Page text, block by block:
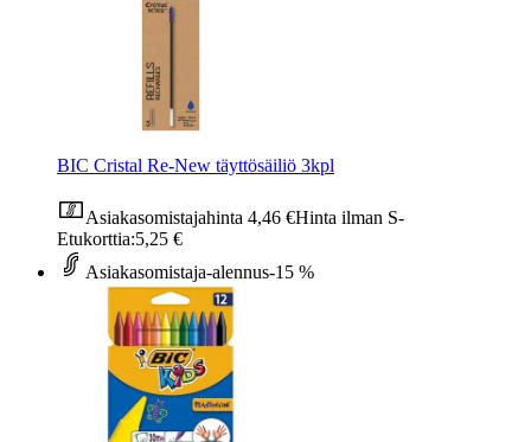
BIC Cristal Re-New täyttösäiliö 3kpl
Asiakasomistajahinta 4,46 €Hinta ilman S-
Etukorttia:5,25 €
Asiakasomistaja-alennus-15 %